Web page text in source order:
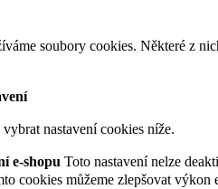
soubory cookies. Některé z
nastavení cookies níže.
e-shopu Toto nastavení nelze
cookies můžeme zlepšovat výkon